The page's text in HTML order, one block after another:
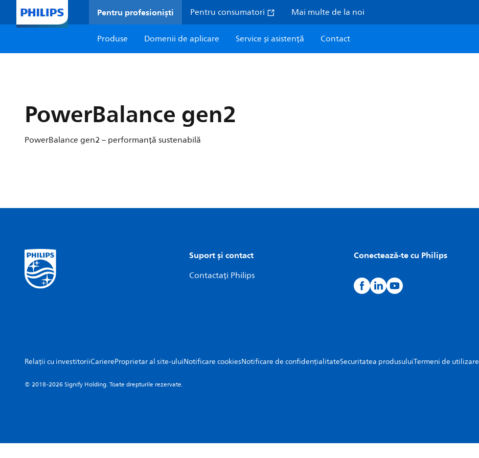
Pentru profesioniști Pentru consumatori Mai multe de la noi
Produse
Domenii de aplicare Service și asistență Contact
PowerBalance gen2
PowerBalance gen2 – performanţă sustenabilă
Suport și contact
Contactați Philips
Conectează-te cu Philips
Relații cu investitoriiCariereProprietar al site-uluiNotificare cookiesNotificare de confidențialitateSecuritatea produsuluiTermeni de utilizare
© 2018-2026 Signify Holding. Toate drepturile rezervate.